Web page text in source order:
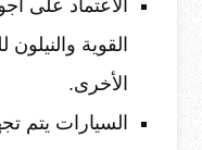
الاعتماد على
القوية
الأخرى.
السيارات يتم